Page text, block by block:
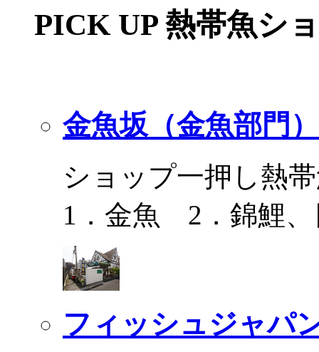
PICK UP 熱帯魚シ
金魚坂（金魚部門）
ショップ一押し熱
1．金魚 2．錦鯉、
フィッシュジャパ